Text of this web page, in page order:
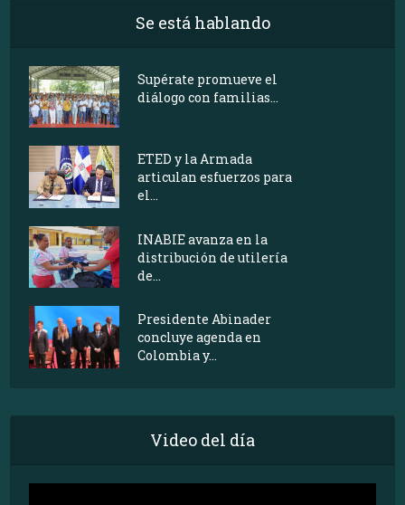
Se está hablando
Supérate promueve el
diálogo con familias...
ETED y la Armada
articulan esfuerzos para
el...
INABIE avanza en la
distribución de utilería
de...
Presidente Abinader
concluye agenda en
Colombia y...
Video del día